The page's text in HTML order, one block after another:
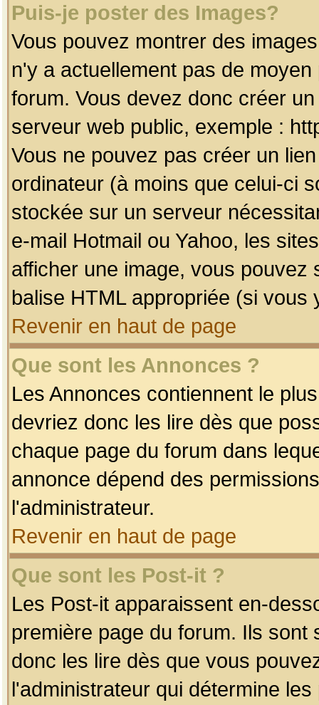
Puis-je poster des Images?
Vous pouvez montrer des
n'y a actuellement pas de
forum. Vous devez donc créer
serveur web public, exemple :
Vous ne pouvez pas créer un
ordinateur (à moins que celui-ci
stockée sur un serveur
e-mail Hotmail ou Yahoo, les
afficher une image, vous pouvez
balise HTML appropriée (si vous
Revenir en haut de page
Que sont les Annonces ?
Les Annonces contiennent le
devriez donc les lire dès que
chaque page du forum dans
annonce dépend des
l'administrateur.
Revenir en haut de page
Que sont les Post-it ?
Les Post-it apparaissent en-
première page du forum. Ils
donc les lire dès que vous
l'administrateur qui détermine